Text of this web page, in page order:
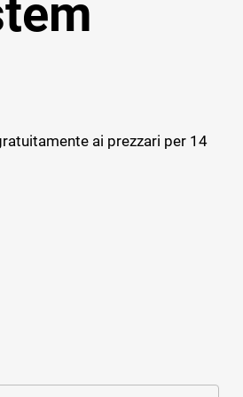
giornale dei Lavori
strutturale
ai prezzari per 14